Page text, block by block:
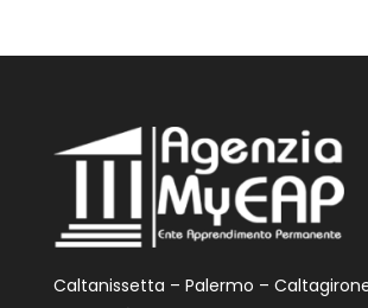
Caltanissetta – Palermo –